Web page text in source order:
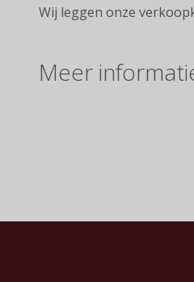
Wij leggen onze
Meer